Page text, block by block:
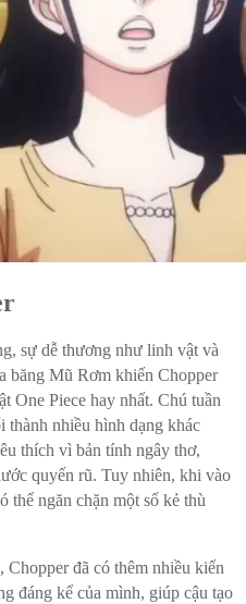
sự dễ thương như linh vật và
băng Mũ Rơm khiến Chopper
One Piece hay nhất. Chú tuần
thành nhiều hình dạng khác
thích vì bản tính ngây thơ,
quyến rũ. Tuy nhiên, khi vào
thể ngăn chặn một số kẻ thù
đã có thêm nhiều kiến
đáng kể của mình, giúp cậu tạo